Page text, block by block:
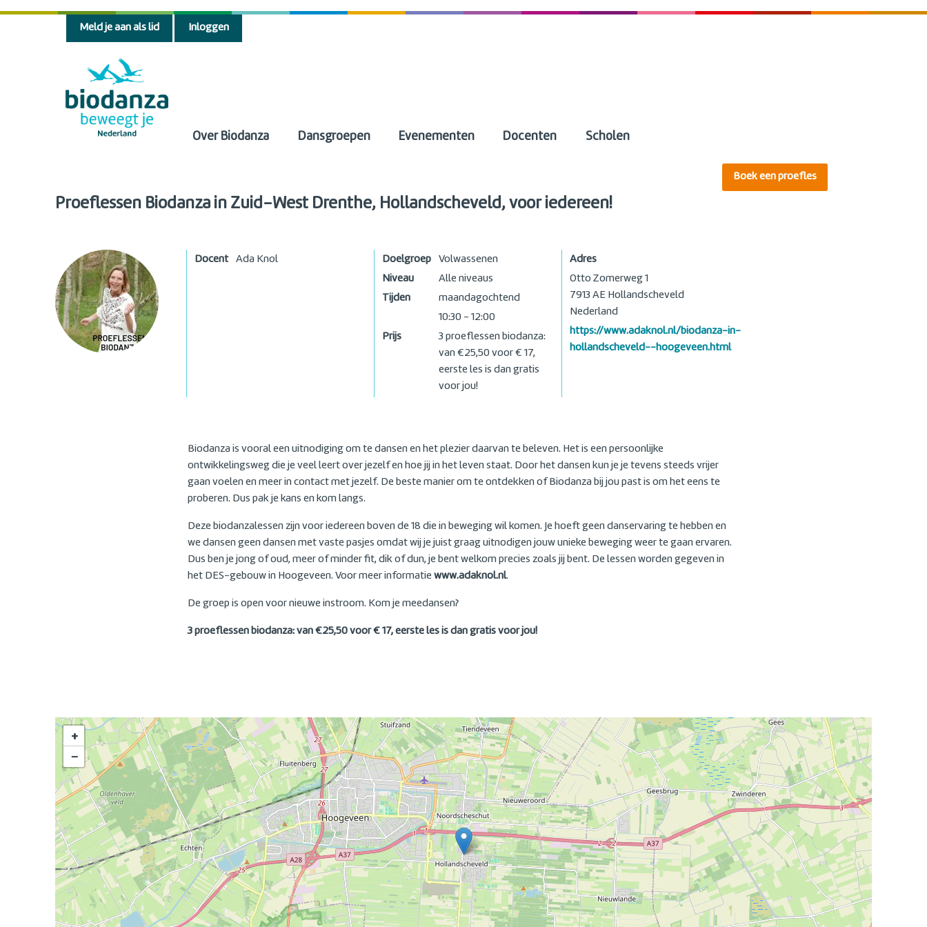
Meld je aan als lid Inloggen
Over Biodanza Dansgroepen Evenementen Docenten Scholen
Boek een proefles
Proeflessen Biodanza in Zuid-West Drenthe, Hollandscheveld, voor iedereen!
Docent Ada Knol Doelgroep
Volwassenen
Niveau
Alle niveaus
Tijden
maandagochtend
10:30 - 12:00
Prijs
3 proeflessen biodanza:
van €25,50 voor € 17,
eerste les is dan gratis
voor jou!
Adres
Otto Zomerweg 1
7913 AE Hollandscheveld
Nederland
https://www.adaknol.nl/biodanza-in-
hollandscheveld--hoogeveen.html
Biodanza is vooral een uitnodiging om te dansen en het plezier daarvan te beleven. Het is een persoonlijke
ontwikkelingsweg die je veel leert over jezelf en hoe jij in het leven staat. Door het dansen kun je je tevens steeds vrijer
gaan voelen en meer in contact met jezelf. De beste manier om te ontdekken of Biodanza bij jou past is om het eens te
proberen. Dus pak je kans en kom langs.
Deze biodanzalessen zijn voor iedereen boven de 18 die in beweging wil komen. Je hoeft geen danservaring te hebben en
we dansen geen dansen met vaste pasjes omdat wij je juist graag uitnodigen jouw unieke beweging weer te gaan ervaren.
Dus ben je jong of oud, meer of minder fit, dik of dun, je bent welkom precies zoals jij bent. De lessen worden gegeven in
het DES-gebouw in Hoogeveen. Voor meer informatie www.adaknol.nl.
De groep is open voor nieuwe instroom. Kom je meedansen?
3 proeflessen biodanza: van €25,50 voor € 17, eerste les is dan gratis voor jou!
+
−